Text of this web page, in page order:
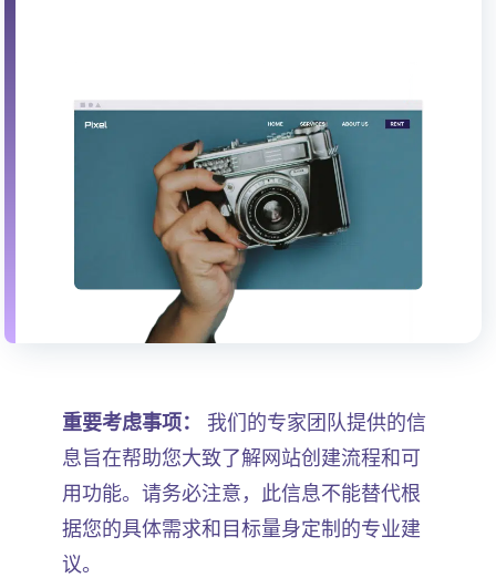
重要考虑事项：
我们的专家团队提供的信
息旨在帮助您大致了解网站创建流程和可
用功能。请务必注意，此信息不能替代根
据您的具体需求和目标量身定制的专业建
议。